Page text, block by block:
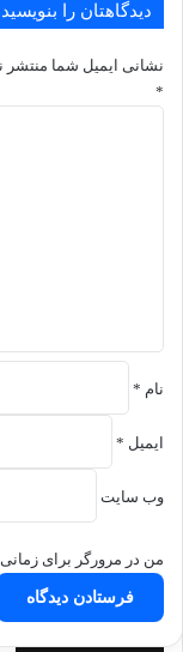
دیدگاهتان را بنویسید
نشانی ایمیل شما منتشر
*
نام *
ایمیل *
وب‌ سایت
من در مرورگر برای